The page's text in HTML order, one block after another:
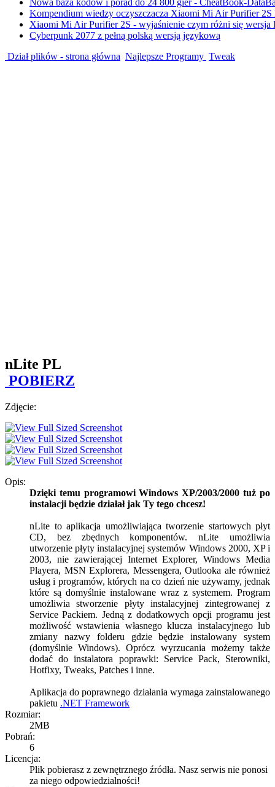
Nowa baza kodów i porad do 24 800 gier - CheatBook-
Kompendium wiedzy oczyszczacza Xiaomi Mi Air Purifier
Xiaomi Mi Air Purifier 2S - wyjaśnienie czym różni się wersja
Cyberpunk 2077 z pełną polską wersją językową
Dział plików - strona główna Najlepsze Programy Tweak
nLite PL
POBIERZ
Zdjęcie:
Opis:
Dzięki temu programowi Windows XP/2003/2000 tuż po
instalacji będzie działał jak Ty tego chcesz!
nLite to aplikacja umożliwiająca tworzenie startowych płyt
CD, bez zbędnych komponentów. nLite umożliwia
utworzenie płyty instalacyjnej systemów Windows 2000, XP i
2003, nie zawierającej Internet Explorer, Windows Media
Playera, MSN Explorera, Messengera, Outlooka ale również
usług i programów, których na co dzień nie używamy, jednak
które są domyślnie instalowane wraz z systemem. Program
umożliwia stworzenie płyty instalacyjnej zintegrowanej z
Service Packiem. Jedną z dodatkowych opcji programu jest
możliwość wstawienia własnego klucza instalacyjnego lub
zmiany nazwy folderu gdzie będzie instalowany system
(domyślnie Windows). Oprócz wyrzucania możemy także
dodać do instalatora poprawki: Service Pack, Sterowniki,
Hotfixy, Tweaks, Patches i inne.
Aplikacja do poprawnego działania wymaga zainstalowanego
pakietu .NET Framework
Rozmiar:
2MB
Pobrań:
6
Licencja:
Plik pobierasz z zewnętrznego źródła. Nasz serwis nie ponosi
za niego odpowiedzialności!